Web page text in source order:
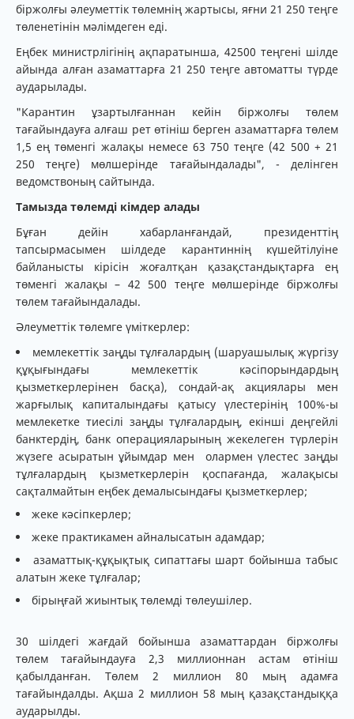
біржолғы әлеуметтік төлемнің жартысы, яғни 21 250 теңге
төленетінін мәлімдеген еді.
Еңбек министрлігінің ақпаратынша, 42500 теңгені шілде
айында алған азаматтарға 21 250 теңге автоматты түрде
аударылады.
"Карантин ұзартылғаннан кейін біржолғы төлем
тағайындауға алғаш рет өтініш берген азаматтарға төлем
1,5 ең төменгі жалақы немесе 63 750 теңге (42 500 + 21
250 теңге) мөлшерінде тағайындалады", - делінген
ведомствоның сайтында.
Тамызда төлемді кімдер алады
Бұған дейін хабарланғандай, президенттің
тапсырмасымен шілдеде карантиннің күшейтілуіне
байланысты кірісін жоғалтқан қазақстандықтарға ең
төменгі жалақы – 42 500 теңге мөлшерінде біржолғы
төлем тағайындалады.
Әлеуметтік төлемге үміткерлер:
мемлекеттік заңды тұлғалардың (шаруашылық жүргізу
құқығындағы мемлекеттік кәсіпорындардың
қызметкерлерінен басқа), сондай-ақ акциялары мен
жарғылық капиталындағы қатысу үлестерінің 100%-ы
мемлекетке тиесілі заңды тұлғалардың, екінші деңгейлі
банктердің, банк операцияларының жекелеген түрлерін
жүзеге асыратын ұйымдар мен олармен үлестес заңды
тұлғалардың қызметкерлерін қоспағанда, жалақысы
сақталмайтын еңбек демалысындағы қызметкерлер;
жеке кәсіпкерлер;
жеке практикамен айналысатын адамдар;
азаматтық-құқықтық сипаттағы шарт бойынша табыс
алатын жеке тұлғалар;
бірыңғай жиынтық төлемді төлеушілер.
30 шілдегі жағдай бойынша азаматтардан біржолғы
төлем тағайындауға 2,3 миллионнан астам өтініш
қабылданған. Төлем 2 миллион 80 мың адамға
тағайындалды. Ақша 2 миллион 58 мың қазақстандыққа
аударылды.